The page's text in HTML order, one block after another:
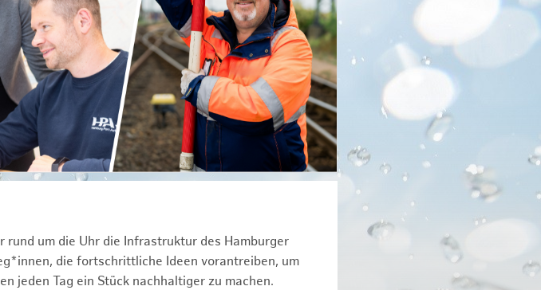
um die Uhr die Infrastruktur des Hamburger
die fortschrittliche Ideen vorantreiben, um
jeden Tag ein Stück nachhaltiger zu machen.